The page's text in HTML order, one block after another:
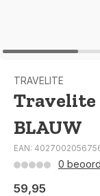
TRAVELITE
Travelite
BLAUW
EAN:
0
59,95